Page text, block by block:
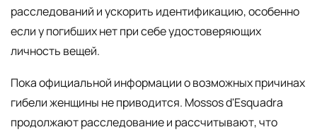
расследований и ускорить идентификацию, особенно
если у погибших нет при себе удостоверяющих
личность вещей.
Пока официальной информации о возможных причинах
гибели женщины не приводится. Mossos d'Esquadra
продолжают расследование и рассчитывают, что